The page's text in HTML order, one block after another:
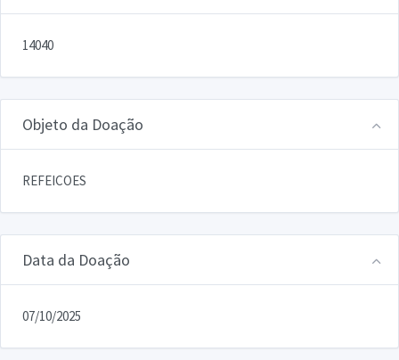
14040
Objeto da Doação
REFEICOES
Data da Doação
07/10/2025